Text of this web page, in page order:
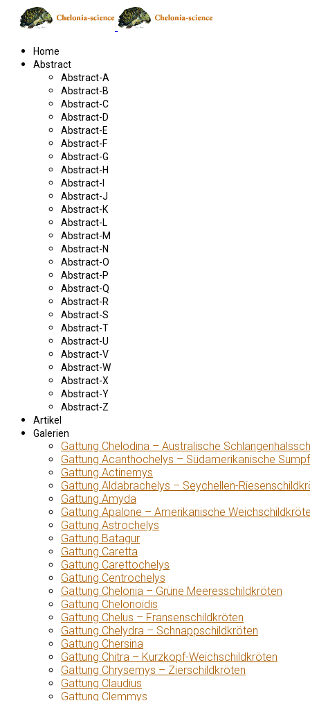
Home
Abstract
Abstract-A
Abstract-B
Abstract-C
Abstract-D
Abstract-E
Abstract-F
Abstract-G
Abstract-H
Abstract-I
Abstract-J
Abstract-K
Abstract-L
Abstract-M
Abstract-N
Abstract-O
Abstract-P
Abstract-Q
Abstract-R
Abstract-S
Abstract-T
Abstract-U
Abstract-V
Abstract-W
Abstract-X
Abstract-Y
Abstract-Z
Artikel
Galerien
Gattung Chelodina – Australische
Gattung Acanthochelys – Südamerikanische
Gattung Actinemys
Gattung Aldabrachelys – Seychellen-
Gattung Amyda
Gattung Apalone – Amerikanische
Gattung Astrochelys
Gattung Batagur
Gattung Caretta
Gattung Carettochelys
Gattung Centrochelys
Gattung Chelonia – Grüne Meeresschildkröten
Gattung Chelonoidis
Gattung Chelus – Fransenschildkröten
Gattung Chelydra – Schnappschildkröten
Gattung Chersina
Gattung Chitra – Kurzkopf-Weichschildkröten
Gattung Chrysemys – Zierschildkröten
Gattung Claudius
Gattung Clemmys